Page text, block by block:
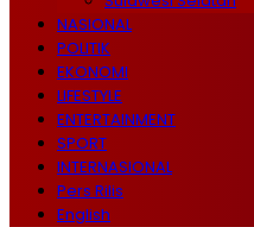
NASIONAL
POLITIK
EKONOMI
LIFESTYLE
ENTERTAINMENT
SPORT
INTERNASIONAL
Pers Rilis
English